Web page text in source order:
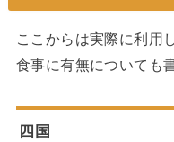
ここからは実際に利用
食事に有無についても
四国